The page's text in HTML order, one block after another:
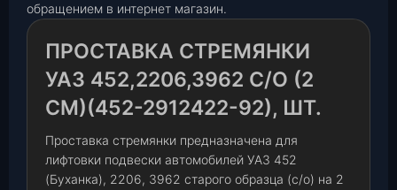
обращением в интернет магазин.
ПРОСТАВКА СТРЕМЯНКИ
УАЗ 452,2206,3962 С/О (2
СМ)(452-2912422-92), ШТ.
Проставка стремянки предназначена для
лифтовки подвески автомобилей УАЗ 452
(Буханка), 2206, 3962 старого образца (с/о) на 2